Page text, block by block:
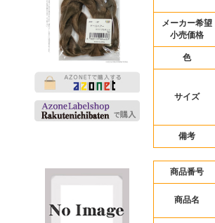
メーカー希望
小売価格
色
サイズ
備考
商品番号
商品名